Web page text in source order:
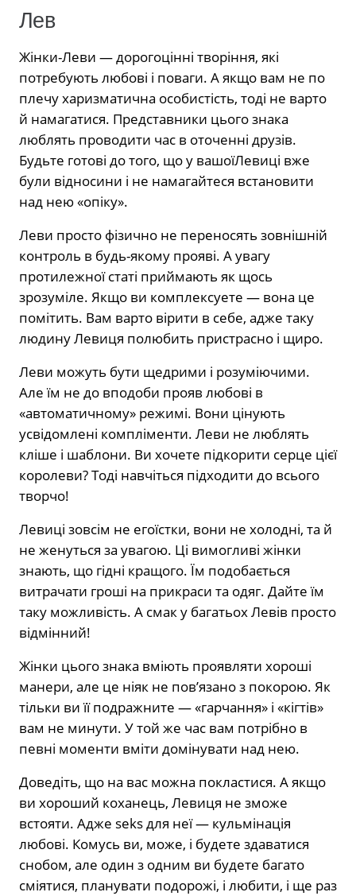
Лев
Жінки-Леви — дорогоцінні творіння, які
потребують любові і поваги. А якщо вам не по
плечу харизматична особистість, тоді не варто
й намагатися. Представники цього знака
люблять проводити час в оточенні друзів.
Будьте готові до того, що у вашоїЛевиці вже
були відносини і не намагайтеся встановити
над нею «опіку».
Леви просто фізично не переносять зовнішній
контроль в будь-якому прояві. А увагу
протилежної статі приймають як щось
зрозуміле. Якщо ви комплексуете — вона це
помітить. Вам варто вірити в себе, адже таку
людину Левиця полюбить пристрасно і щиро.
Леви можуть бути щедрими і розуміючими.
Але їм не до вподоби прояв любові в
«автоматичному» режимі. Вони цінують
усвідомлені компліменти. Леви не люблять
кліше і шаблони. Ви хочете підкорити серце цієї
королеви? Тоді навчіться підходити до всього
творчо!
Левиці зовсім не егоїстки, вони не холодні, та й
не женуться за увагою. Ці вимогливі жінки
знають, що гідні кращого. Їм подобається
витрачати гроші на прикраси та одяг. Дайте їм
таку можливість. А смак у багатьох Левів просто
відмінний!
Жінки цього знака вміють проявляти хороші
манери, але це ніяк не пов’язано з покорою. Як
тільки ви її подражните — «гарчання» і «кігтів»
вам не минути. У той же час вам потрібно в
певні моменти вміти домінувати над нею.
Доведіть, що на вас можна покластися. А якщо
ви хороший коханець, Левиця не зможе
встояти. Адже seks для неї — кульмінація
любові. Комусь ви, може, і будете здаватися
снобом, але один з одним ви будете багато
сміятися, планувати подорожі, і любити, і ще раз